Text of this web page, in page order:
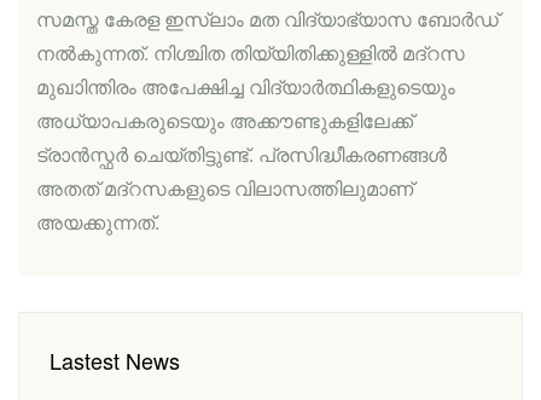
സമസ്ത കേരള ഇസ്ലാം മത വിദ്യാഭ്യാസ ബോര്‍ഡ്
നല്‍കുന്നത്. നിശ്ചിത തിയ്യിതിക്കുള്ളില്‍ മദ്റസ
മുഖാിന്തിരം അപേക്ഷിച്ച വിദ്യാര്‍ത്ഥികളുടെയും
അധ്യാപകരുടെയും അക്കൗണ്ടുകളിലേക്ക്
ട്രാന്‍സ്ഫര്‍ ചെയ്തിട്ടുണ്ട്. പ്രസിദ്ധീകരണങ്ങള്‍
അതത് മദ്റസകളുടെ വിലാസത്തിലുമാണ്
അയക്കുന്നത്.
Lastest News